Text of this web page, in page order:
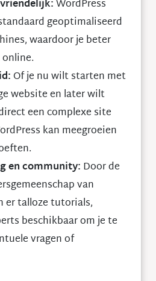
WordPress
geoptimaliseerd
waardoor je beter
Of je nu wilt starten met
website en later wilt
een complexe site
kan meegroeien
en community: Door de
van
er talloze tutorials,
beschikbaar om je te
vragen of